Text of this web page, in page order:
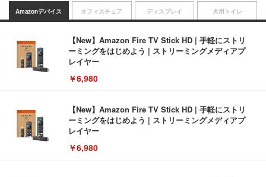
Amazonデバイス
【New】Amazon Fire TV Stick HD | 手軽にストリ
ーミングをはじめよう | ストリーミングメディアプ
レイヤー
￥6,980
【New】Amazon Fire TV Stick HD | 手軽にストリ
ーミングをはじめよう | ストリーミングメディアプ
レイヤー
￥6,980
オフィスチェア ディスプレイ 犬用トイレ